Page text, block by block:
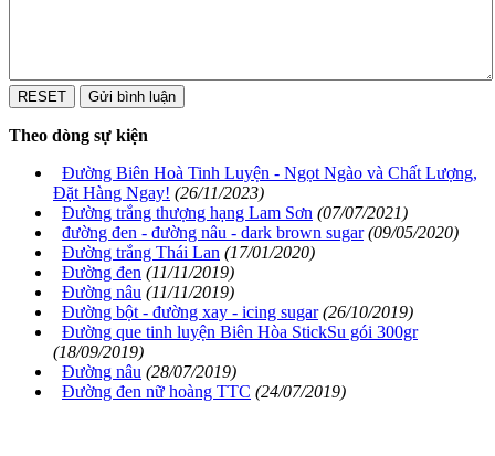
Theo dòng sự kiện
Đường Biên Hoà Tinh Luyện - Ngọt Ngào và Chất Lượng,
Đặt Hàng Ngay! (26/11/2023)
Đường trắng thượng hạng Lam Sơn (07/07/2021)
đường đen - đường nâu - dark brown sugar (09/05/2020)
Đường trắng Thái Lan (17/01/2020)
Đường đen (11/11/2019)
Đường nâu (11/11/2019)
Đường bột - đường xay - icing sugar (26/10/2019)
Đường que tinh luyện Biên Hòa StickSu gói 300gr
(18/09/2019)
Đường nâu (28/07/2019)
Đường đen nữ hoàng TTC (24/07/2019)